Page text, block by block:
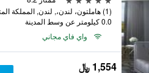
(1) هاملتون، لندن،, لندن, المملكة المتحدة
0.0 كيلومتر عن وسط المدينة
واي فاي مجاني
1,554 ﷼